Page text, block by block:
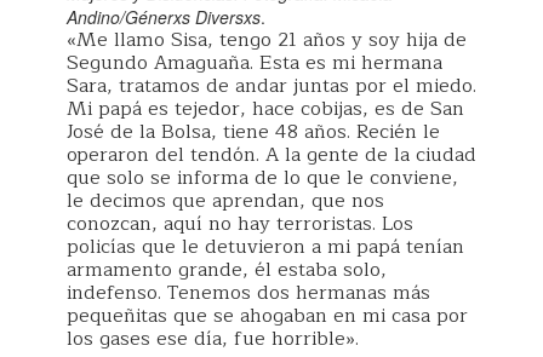
Andino/Génerxs Diversxs.
«Me llamo Sisa, tengo 21 años y soy hija de
Segundo Amaguaña. Esta es mi hermana
Sara, tratamos de andar juntas por el miedo.
Mi papá es tejedor, hace cobijas, es de San
José de la Bolsa, tiene 48 años. Recién le
operaron del tendón. A la gente de la ciudad
que solo se informa de lo que le conviene,
le decimos que aprendan, que nos
conozcan, aquí no hay terroristas. Los
policías que le detuvieron a mi papá tenían
armamento grande, él estaba solo,
indefenso. Tenemos dos hermanas más
pequeñitas que se ahogaban en mi casa por
los gases ese día, fue horrible».